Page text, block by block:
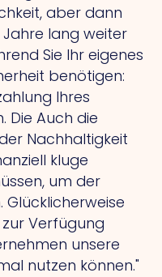
aber dann
lang weiter
Sie Ihr eigenes
benötigen:
Ihres
Die Auch die
Nachhaltigkeit
kluge
um der
Glücklicherweise
Verfügung
unsere
nutzen können."